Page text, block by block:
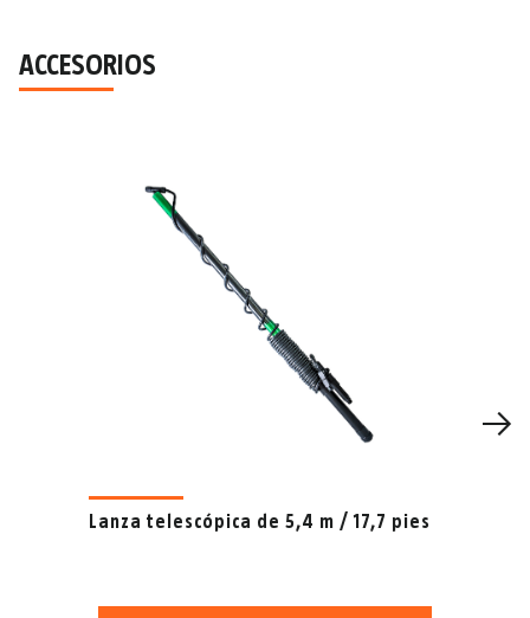
ACCESORIOS
Lanza telescópica de 5,4 m / 17,7 pies